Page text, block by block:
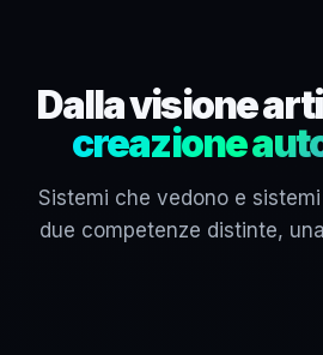
Dalla visione
creazione
Sistemi che vedono e
due competenze distinte,